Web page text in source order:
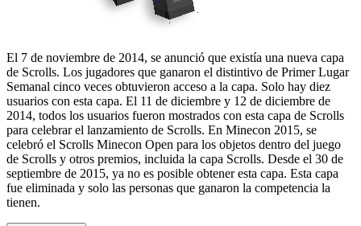
El 7 de noviembre de 2014, se anunció que existía una nueva capa
de Scrolls. Los jugadores que ganaron el distintivo de Primer Lugar
Semanal cinco veces obtuvieron acceso a la capa. Solo hay diez
usuarios con esta capa. El 11 de diciembre y 12 de diciembre de
2014, todos los usuarios fueron mostrados con esta capa de Scrolls
para celebrar el lanzamiento de Scrolls. En Minecon 2015, se
celebró el Scrolls Minecon Open para los objetos dentro del juego
de Scrolls y otros premios, incluida la capa Scrolls. Desde el 30 de
septiembre de 2015, ya no es posible obtener esta capa. Esta capa
fue eliminada y solo las personas que ganaron la competencia la
tienen.